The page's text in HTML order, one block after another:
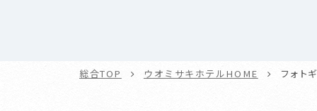
総合TOP ウオミサキホテルHOME フォト